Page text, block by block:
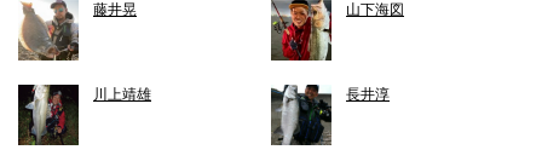
藤井晃 山下海図
川上靖雄 長井淳